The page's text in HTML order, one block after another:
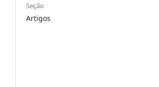
Seção
Artigos